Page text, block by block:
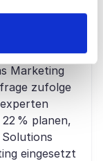
Marketing
zufolge
% planen,
eingesetzt